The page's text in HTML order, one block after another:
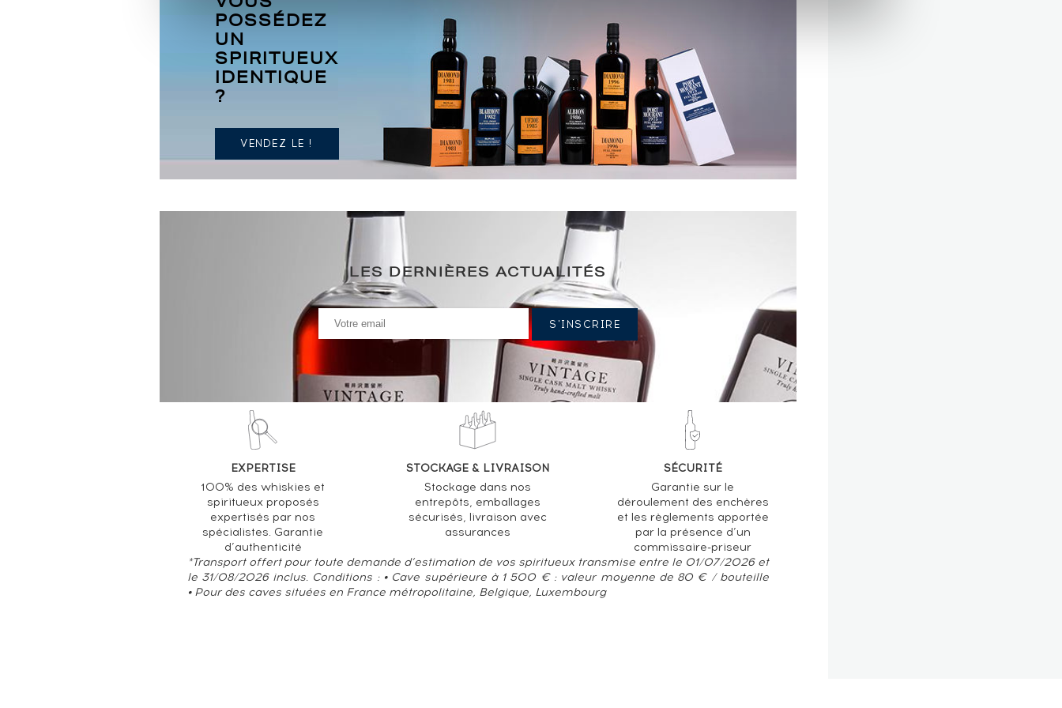
VOUS
POSSÉDEZ
UN
SPIRITUEUX
IDENTIQUE
?
VENDEZ LE !
LES DERNIÈRES ACTUALITÉS
EXPERTISE
100% des whiskies et
spiritueux proposés
expertisés par nos
spécialistes. Garantie
d’authenticité
STOCKAGE & LIVRAISON
Stockage dans nos
entrepôts, emballages
sécurisés, livraison avec
assurances
SÉCURITÉ
Garantie sur le
déroulement des enchères
et les règlements apportée
par la présence d’un
commissaire-priseur
*Transport offert pour toute demande d’estimation de vos spiritueux transmise entre le 01/07/2026 et
le 31/08/2026 inclus. Conditions : • Cave supérieure à 1 500 € : valeur moyenne de 80 € / bouteille
• Pour des caves situées en France métropolitaine, Belgique, Luxembourg